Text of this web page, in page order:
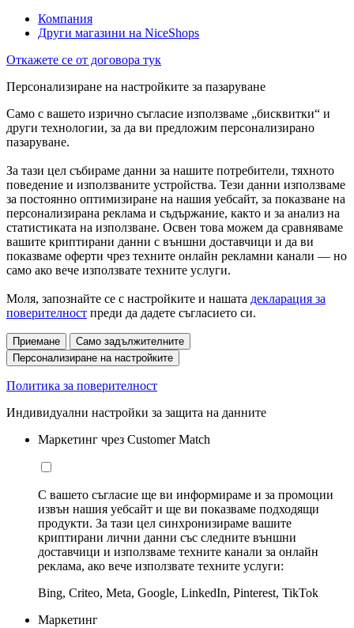
Компания
Други магазини на NiceShops
Откажете се от договора тук
Персонализиране на настройките за пазаруване
Само с вашето изрично съгласие използваме „бисквитки“ и
други технологии, за да ви предложим персонализирано
пазаруване.
За тази цел събираме данни за нашите потребители, тяхното
поведение и използваните устройства. Тези данни използваме
за постоянно оптимизиране на нашия уебсайт, за показване на
персонализирана реклама и съдържание, както и за анализ на
статистиката на използване. Освен това можем да сравняваме
вашите криптирани данни с външни доставчици и да ви
показваме оферти чрез техните онлайн рекламни канали — но
само ако вече използвате техните услуги.
Моля, запознайте се с настройките и нашата декларация за
поверителност преди да дадете съгласието си.
Приемане
Само задължителните
Персонализиране на настройките
Политика за поверителност
Индивидуални настройки за защита на данните
Маркетинг чрез Customer Match
С вашето съгласие ще ви информираме и за промоции
извън нашия уебсайт и ще ви показваме подходящи
продукти. За тази цел синхронизираме вашите
криптирани лични данни със следните външни
доставчици и използваме техните канали за онлайн
реклама, ако вече използвате техните услуги:
Bing, Criteo, Meta, Google, LinkedIn, Pinterest, TikTok
Маркетинг